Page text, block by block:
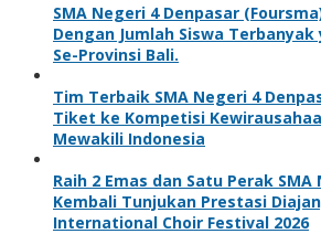
SMA Negeri 4 Denpasar
Dengan Jumlah Siswa Terbanyak
Se-Provinsi Bali.
Tim Terbaik SMA Negeri 4
Tiket ke Kompetisi
Mewakili Indonesia
Raih 2 Emas dan Satu Perak
Kembali Tunjukan Prestasi
International Choir Festival 2026